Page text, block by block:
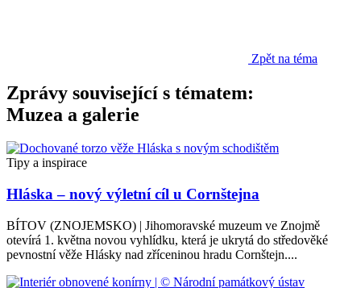
Zpět na téma
Zprávy související s tématem:
Muzea a galerie
Tipy a inspirace
Hláska – nový výletní cíl u Cornštejna
BÍTOV (ZNOJEMSKO) | Jihomoravské muzeum ve Znojmě
otevírá 1. května novou vyhlídku, která je ukrytá do středověké
pevnostní věže Hlásky nad zříceninou hradu Cornštejn....